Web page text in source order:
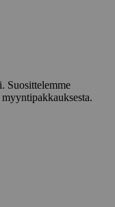
Suosittelemme